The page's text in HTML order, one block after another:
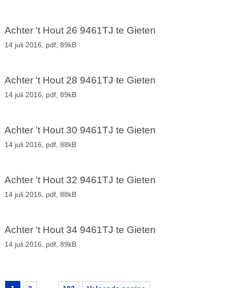
Achter 't Hout 26 9461TJ te Gieten
14 juli 2016, pdf, 89kB
Achter 't Hout 28 9461TJ te Gieten
14 juli 2016, pdf, 89kB
Achter 't Hout 30 9461TJ te Gieten
14 juli 2016, pdf, 88kB
Achter 't Hout 32 9461TJ te Gieten
14 juli 2016, pdf, 88kB
Achter 't Hout 34 9461TJ te Gieten
14 juli 2016, pdf, 89kB